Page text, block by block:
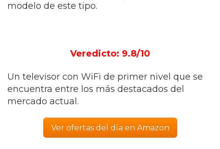
modelo de este tipo.
Veredicto: 9.8/10
Un televisor con WiFi de primer nivel que se
encuentra entre los más destacados del
mercado actual.
Ver ofertas del día en Amazon